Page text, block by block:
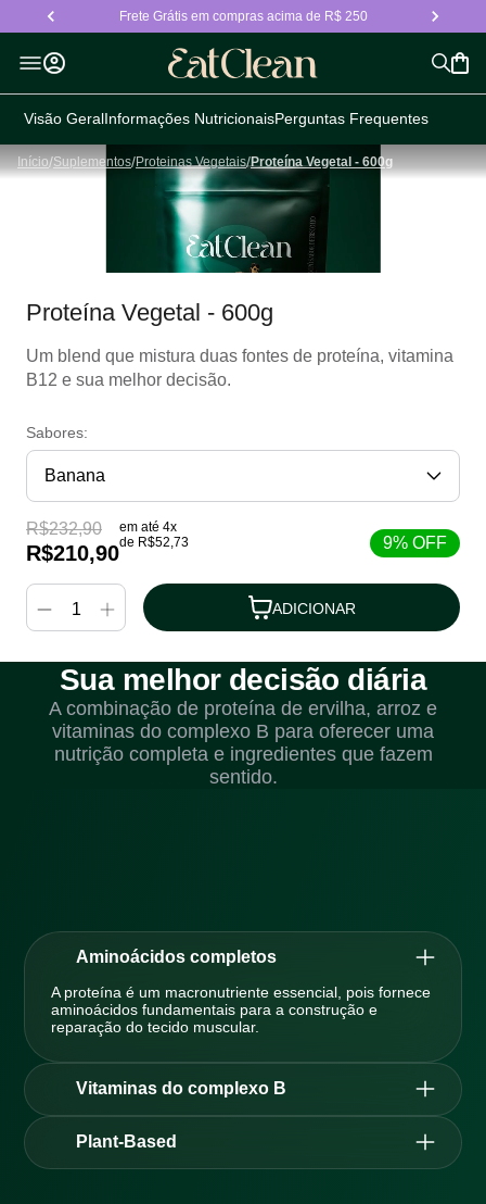
Frete Grátis em compras acima de R$ 250
Visão GeralInformações NutricionaisPerguntas Frequentes
Início/Suplementos/Proteinas Vegetais/Proteína Vegetal - 600g
Proteína Vegetal - 600g
Um blend que mistura duas fontes de proteína, vitamina
B12 e sua melhor decisão.
Sabores:
Banana
R$232,90
R$210,90
em até 4x
de R$52,73 9% OFF
Sua melhor decisão diária
A combinação de proteína de ervilha, arroz e
vitaminas do complexo B para oferecer uma
nutrição completa e ingredientes que fazem
sentido.
Aminoácidos completos
A proteína é um macronutriente essencial, pois fornece
aminoácidos fundamentais para a construção e
reparação do tecido muscular.
Vitaminas do complexo B
As vitaminas do complexo B são essenciais para o
funcionamento metabólico e a produção de energia.
Plant-Based